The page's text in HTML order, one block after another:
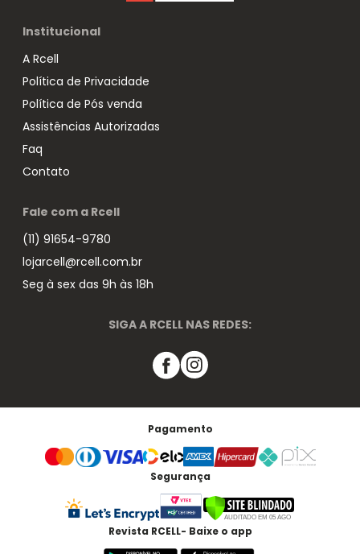
Institucional
A Rcell
Política de Privacidade
Política de Pós venda
Assistências Autorizadas
Faq
Contato
Fale com a Rcell
(11) 91654-9780
lojarcell@rcell.com.br
Seg à sex das 9h às 18h
SIGA A RCELL NAS REDES:
Pagamento
Segurança
Revista RCELL- Baixe o app